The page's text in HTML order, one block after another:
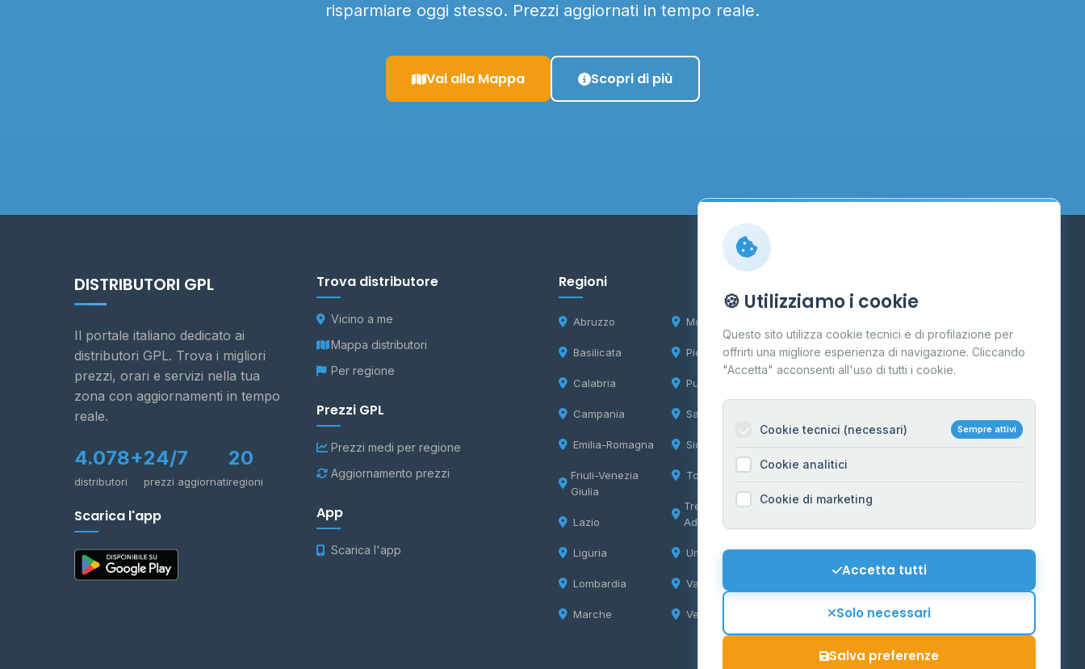
risparmiare oggi stesso. Prezzi aggiornati in tempo reale.
Vai alla Mappa Scopri di più
DISTRIBUTORI GPL
Il portale italiano dedicato ai
distributori GPL. Trova i migliori
prezzi, orari e servizi nella tua
zona con aggiornamenti in tempo
reale.
4.078+
distributori
24/7
prezzi aggiornati
20
regioni
Scarica l'app
Trova distributore
Vicino a me
Mappa distributori
Per regione
Prezzi GPL
Prezzi medi per regione
Aggiornamento prezzi
App
Scarica l'app
Regioni
Abruzzo
Basilicata
Calabria
Campania
Emilia-Romagna
Friuli-Venezia
Giulia
Lazio
Liguria
Lombardia
Marche
Molise
Piemonte
Puglia
Sardegna
Sicilia
Toscana
Trentino-Alto
Adige
Umbria
Valle d'Aosta
Veneto
Contatti
Per gestori
Informazioni legali
Privacy Policy
Cookie Policy
Mappa del sito
Contattaci
🍪 Utilizziamo i cookie
Questo sito utilizza cookie tecnici e di profilazione per
offrirti una migliore esperienza di navigazione. Cliccando
"Accetta" acconsenti all'uso di tutti i cookie.
Cookie tecnici (necessari) Sempre attivi
Cookie analitici
Cookie di marketing
Accetta tutti
Solo necessari
Salva preferenze